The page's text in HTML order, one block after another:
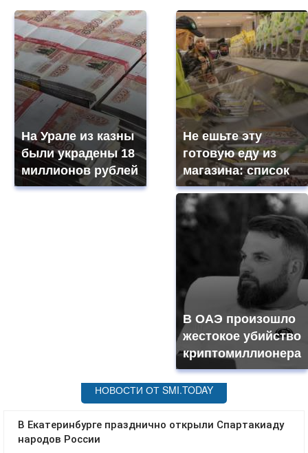
На Урале из казны
были украдены 18
миллионов рублей
Не ешьте эту
готовую еду из
магазина: список
В ОАЭ произошло
жестокое убийство
криптомиллионера